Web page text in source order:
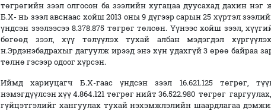
төгрөгийн зээл олгосон ба зээлийн хугацаа дуусахад дахин нэг
Б.Х- нь зээл авснаас хойш 2013 оны 9 дүгээр сарын 25 хүртэл
үндсэн зээлээсээ 8.378.875 төгрөг төлсөн. Үүнээс хойш зээл,
бөгөөд зээл, хүү төлүүлэх тухай албан мэдэгдэл
н.Эрдэнэбадрахыг дагуулж ирээд энэ хүн удахгүй 3 өрөө байраа
төлнө гэсээр одоог хүрсэн.
Иймд хариуцагч Б.Х-гаас үндсэн зээл 16.621.125 төгрөг,
нэмэгдүүлсэн хүү 4.864.121 төгрөг нийт 36.522.980 төгрөг
гүйцэтгэлийг хангуулах тухай нэхэмжлэлийн шаардлагаа